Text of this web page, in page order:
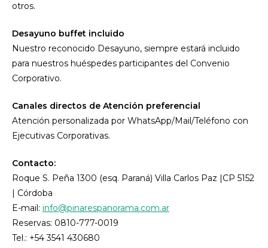
otros.
Desayuno buffet incluido
Nuestro reconocido Desayuno, siempre estará incluido
para nuestros huéspedes participantes del Convenio
Corporativo.
Canales directos de Atención preferencial
Atención personalizada por WhatsApp/Mail/Teléfono con
Ejecutivas Corporativas.
Contacto:
Roque S. Peña 1300 (esq. Paraná) Villa Carlos Paz |CP 5152
| Córdoba
E-mail: info@pinarespanorama.com.ar
Reservas: 0810-777-0019
Tel.: +54 3541 430680